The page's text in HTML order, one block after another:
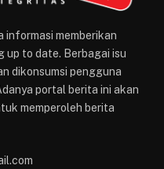
informasi memberikan
up to date. Berbagai isu
dikonsumsi pengguna
portal berita ini akan
memperoleh berita